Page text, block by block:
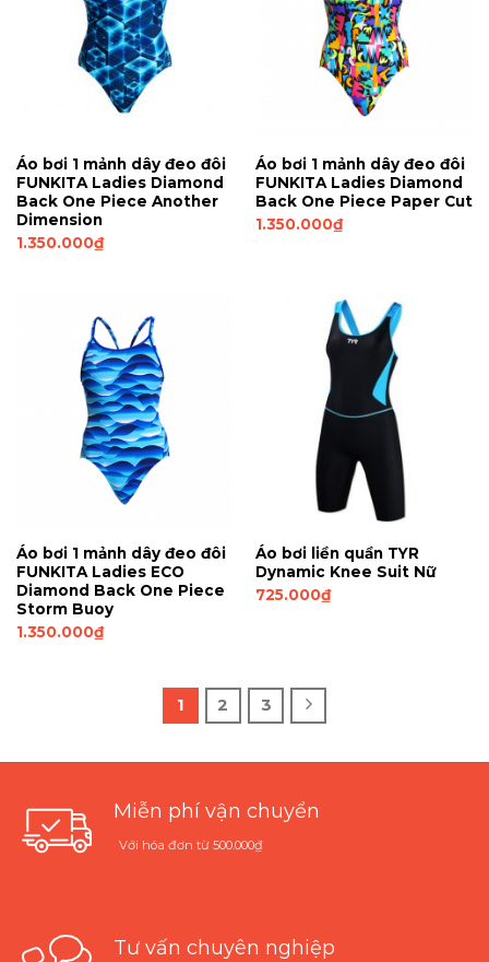
Áo bơi 1 mảnh dây đeo đôi
FUNKITA Ladies Diamond
Back One Piece Another
Dimension
1.350.000₫
Áo bơi 1 mảnh dây đeo đôi
FUNKITA Ladies Diamond
Back One Piece Paper Cut
1.350.000₫
Áo bơi 1 mảnh dây đeo đôi
FUNKITA Ladies ECO
Diamond Back One Piece
Storm Buoy
1.350.000₫
Áo bơi liền quần TYR
Dynamic Knee Suit Nữ
725.000₫
1 2 3
Miễn phí vận chuyển
Với hóa đơn từ 500.000₫
Tư vấn chuyên nghiệp